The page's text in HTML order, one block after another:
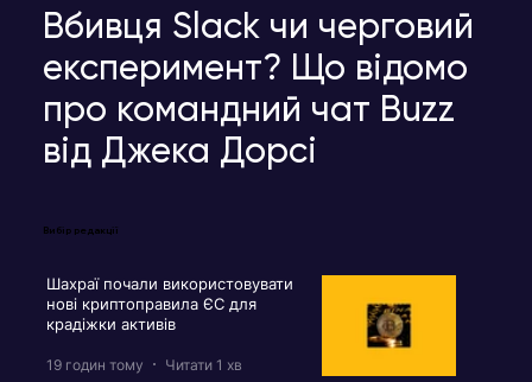
Вбивця Slack чи черговий
експеримент? Що відомо
про командний чат Buzz
від Джека Дорсі
Вибір редакції
Шахраї почали використовувати
нові криптоправила ЄС для
крадіжки активів
19 годин тому Читати 1 хв